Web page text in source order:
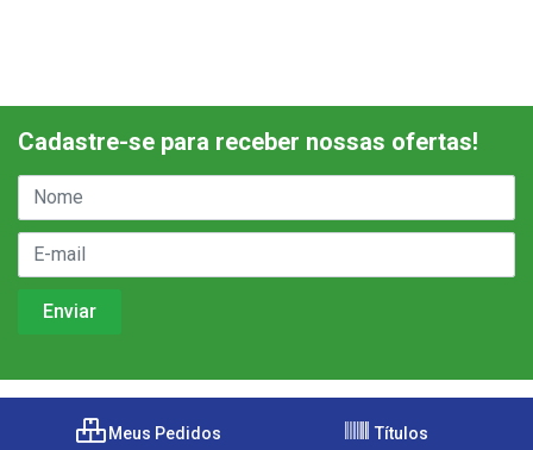
Cadastre-se para receber nossas ofertas!
Meus Pedidos Títulos